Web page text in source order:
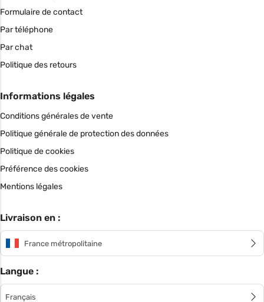
Formulaire de contact
Par téléphone
Par chat
Politique des retours
Informations légales
Conditions générales de vente
Politique générale de protection des données
Politique de cookies
Préférence des cookies
Mentions légales
Livraison en :
France métropolitaine
Langue :
Français